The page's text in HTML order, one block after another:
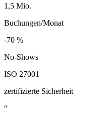
1,5 Mio.
1,5 Mio.
Buchungen/Monat
-70 %
-70 %
No-Shows
ISO 27001
zertifizierte Sicherheit
“